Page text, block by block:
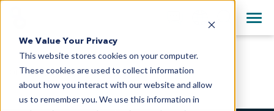
We Value Your Privacy
This website stores cookies on your computer.
These cookies are used to collect information
about how you interact with our website and allow
us to remember you. We use this information in
English
日本語
简体中文
All Contact Information
前臨床試験に最適なマウスがんモデルの検索